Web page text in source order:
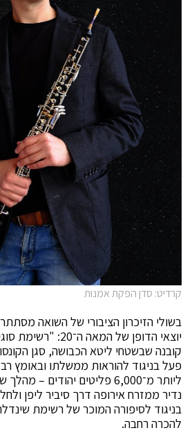
קרדיט: סדן הפקת אמנות
בשולי הזיכרון הציבורי של השואה
קובנה שבשטחי ליטא הכבושה, סגן
פעל בניגוד להוראות ממשלתו ובאומץ
ליותר מ־6,000 פליטים יהודים
נדיר ממזרח אירופה דרך סיביר ליפן
בניגוד לסיפורה המוכר של רשימת
להכרה רחבה.